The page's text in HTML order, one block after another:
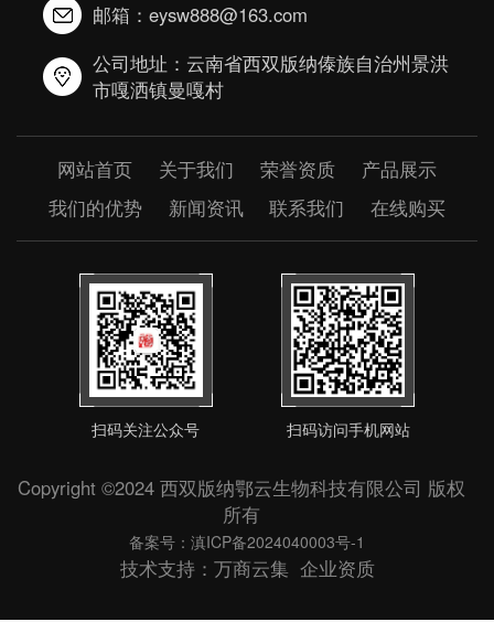
邮箱：eysw888@163.com
公司地址：云南省西双版纳傣族自治州景洪
市嘎洒镇曼嘎村
网站首页 关于我们 荣誉资质
产品展示
我们的优势
新闻资讯 联系我们 在线购买
扫码关注公众号 扫码访问手机网站
Copyright ©2024 西双版纳鄂云生物科技有限公司 版权
所有
备案号：滇ICP备2024040003号-1
技术支持： 万商云集 企业资质